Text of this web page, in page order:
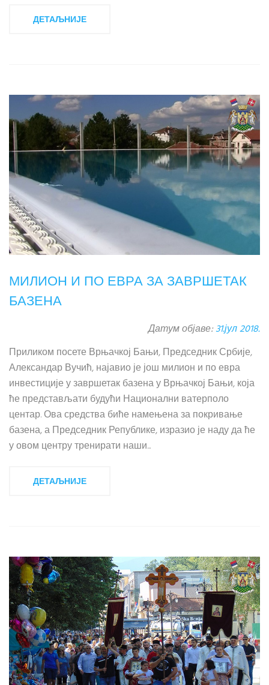
ДЕТАЉНИЈЕ
МИЛИОН И ПО ЕВРА ЗА ЗАВРШЕТАК
БАЗЕНА
Датум објаве:31.јул 2018.
Приликом посете Врњачкој Бањи, Председник Србије,
Александар Вучић, најавио је још милион и по евра
инвестиције у завршетак базена у Врњачкој Бањи, која
ће представљати будући Национални ватерполо
центар. Ова средства биће намењена за покривање
базена, а Председник Републике, изразио је наду да ће
у овом центру тренирати наши...
ДЕТАЉНИЈЕ